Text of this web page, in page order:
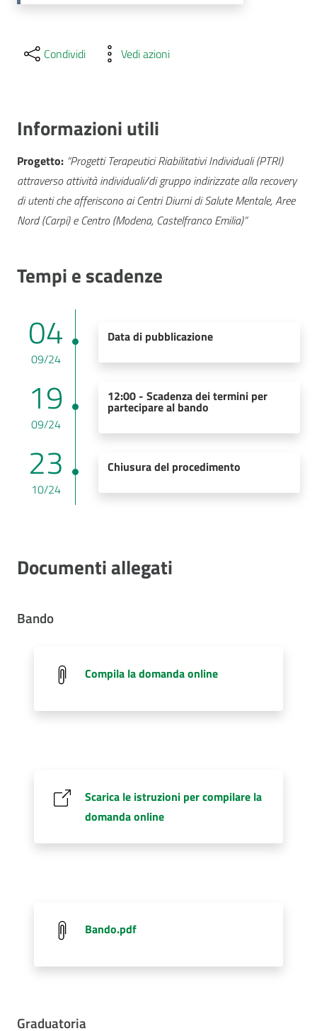
Condividi Vedi azioni
Informazioni utili
Progetto: “Progetti Terapeutici Riabilitativi Individuali (PTRI)
attraverso attività individuali/di gruppo indirizzate alla recovery
di utenti che afferiscono ai Centri Diurni di Salute Mentale, Aree
Nord (Carpi) e Centro (Modena, Castelfranco Emilia)”
Tempi e scadenze
04
09/24
Data di pubblicazione
19
09/24
12:00 - Scadenza dei termini per
partecipare al bando
23
10/24
Chiusura del procedimento
Documenti allegati
Bando
Compila la domanda online
Scarica le istruzioni per compilare la
domanda online
Bando.pdf
Graduatoria